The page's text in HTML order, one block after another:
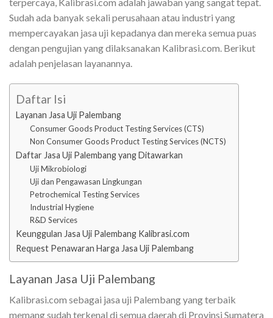
Sudah ada banyak sekali perusahaan atau industri yang
mempercayakan jasa uji kepadanya dan mereka semua puas
dengan pengujian yang dilaksanakan Kalibrasi.com. Berikut
adalah penjelasan layanannya.
Daftar Isi
Layanan Jasa Uji Palembang
Consumer Goods Product Testing Services (CTS)
Non Consumer Goods Product Testing Services (NCTS)
Daftar Jasa Uji Palembang yang Ditawarkan
Uji Mikrobiologi
Uji dan Pengawasan Lingkungan
Petrochemical Testing Services
Industrial Hygiene
R&D Services
Keunggulan Jasa Uji Palembang Kalibrasi.com
Request Penawaran Harga Jasa Uji Palembang
Layanan Jasa Uji Palembang
Kalibrasi.com sebagai jasa uji Palembang yang terbaik
memang sudah terkenal di semua daerah di Provinsi Sumatera